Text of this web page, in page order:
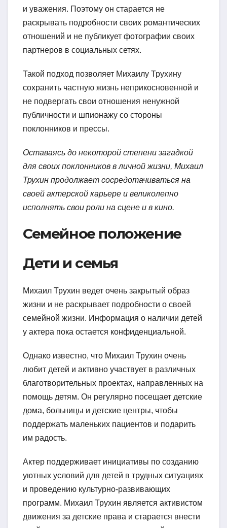
и уважения. Поэтому он старается не
раскрывать подробности своих романтических
отношений и не публикует фотографии своих
партнеров в социальных сетях.
Такой подход позволяет Михаилу Трухину
сохранить частную жизнь неприкосновенной и
не подвергать свои отношения ненужной
публичности и шпионажу со стороны
поклонников и прессы.
Оставаясь до некоторой степени загадкой
для своих поклонников в личной жизни, Михаил
Трухин продолжает сосредотачиваться на
своей актерской карьере и великолепно
исполнять свои роли на сцене и в кино.
Семейное положение
Дети и семья
Михаил Трухин ведет очень закрытый образ
жизни и не раскрывает подробности о своей
семейной жизни. Информация о наличии детей
у актера пока остается конфиденциальной.
Однако известно, что Михаил Трухин очень
любит детей и активно участвует в различных
благотворительных проектах, направленных на
помощь детям. Он регулярно посещает детские
дома, больницы и детские центры, чтобы
поддержать маленьких пациентов и подарить
им радость.
Актер поддерживает инициативы по созданию
уютных условий для детей в трудных ситуациях
и проведению культурно-развивающих
программ. Михаил Трухин является активистом
движения за детские права и старается внести